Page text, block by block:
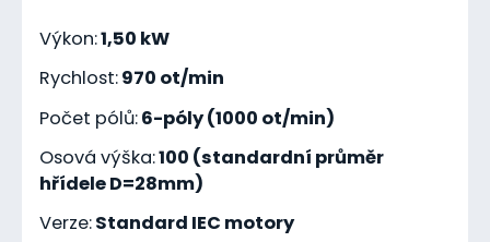
Výkon:1,50 kW
Rychlost:970 ot/min
Počet pólů:6-póly (1000 ot/min)
Osová výška:100 (standardní průměr
hřídele D=28mm)
Verze:Standard IEC motory